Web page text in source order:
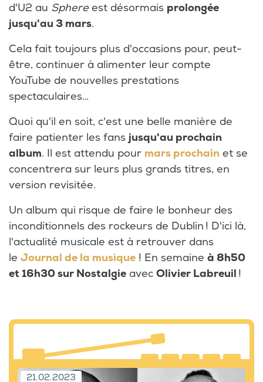
d'U2 au Sphereest désormais prolongée
jusqu'au 3 mars.
Cela fait toujours plus d'occasions pour, peut-
être, continuer à alimenter leur compte
YouTube de nouvelles prestations
spectaculaires…
Quoi qu'il en soit, c'est une belle manière de
faire patienter les fans jusqu'au prochain
album. Il est attendu pour mars prochain et se
concentrera sur leurs plus grands titres, en
version revisitée.
Un album qui risque de faire le bonheur des
inconditionnels des rockeurs de Dublin ! D'ici là,
l'actualité musicale est à retrouver dans
le Journal de la musique ! En semaine à 8h50
et 16h30 sur Nostalgie avec Olivier Labreuil !
21.02.2023